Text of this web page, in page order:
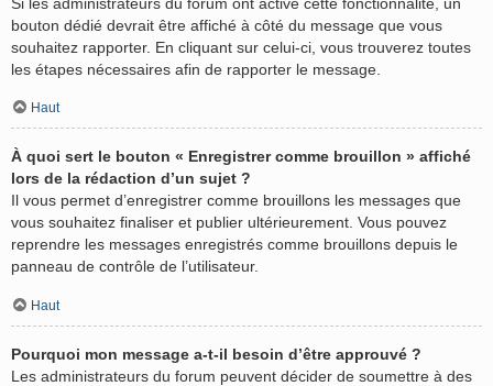
bouton dédié devrait être affiché à côté du message que vous
souhaitez rapporter. En cliquant sur celui-ci, vous trouverez toutes
les étapes nécessaires afin de rapporter le message.
Haut
À quoi sert le bouton « Enregistrer comme brouillon » affiché
lors de la rédaction d’un sujet ?
Il vous permet d’enregistrer comme brouillons les messages que
vous souhaitez finaliser et publier ultérieurement. Vous pouvez
reprendre les messages enregistrés comme brouillons depuis le
panneau de contrôle de l’utilisateur.
Haut
Pourquoi mon message a-t-il besoin d’être approuvé ?
Les administrateurs du forum peuvent décider de soumettre à des